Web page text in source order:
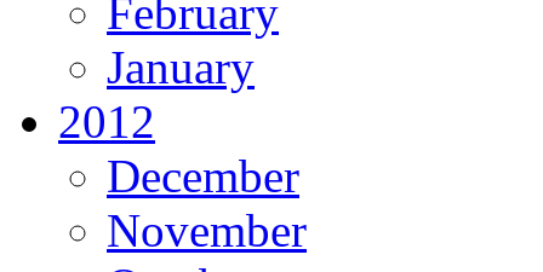
February
January
2012
December
November